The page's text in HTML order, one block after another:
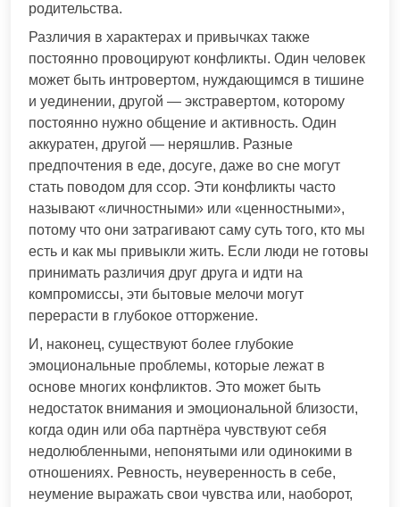
родительства.
Различия в характерах и привычках также
постоянно провоцируют конфликты. Один человек
может быть интровертом, нуждающимся в тишине
и уединении, другой — экстравертом, которому
постоянно нужно общение и активность. Один
аккуратен, другой — неряшлив. Разные
предпочтения в еде, досуге, даже во сне могут
стать поводом для ссор. Эти конфликты часто
называют «личностными» или «ценностными»,
потому что они затрагивают саму суть того, кто мы
есть и как мы привыкли жить. Если люди не готовы
принимать различия друг друга и идти на
компромиссы, эти бытовые мелочи могут
перерасти в глубокое отторжение.
И, наконец, существуют более глубокие
эмоциональные проблемы, которые лежат в
основе многих конфликтов. Это может быть
недостаток внимания и эмоциональной близости,
когда один или оба партнёра чувствуют себя
недолюбленными, непонятыми или одинокими в
отношениях. Ревность, неуверенность в себе,
неумение выражать свои чувства или, наоборот,